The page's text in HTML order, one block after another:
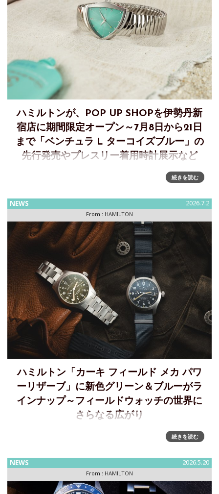
ハミルトンが、POP UP SHOPを伊勢丹新
宿店に期間限定オープン～7月8日から21日
まで「ベンチュラ L ターコイズブルー」の
先行発売やプレスリー着用時計展示など
アメリカンスピリットを体現する＜ハミルトン＞ POP UP
SHOPを伊勢丹新宿店に期間限定オープン伊勢丹新宿店 メン
まで期間限定オープン。「ベンチュラ L ターコイズブルー
続きを読む
NEWS 2026.7.2
From : HAMILTON
ハミルトン「カーキ フィールド メカ パワ
ーリザーブ」に新色グリーン＆ブルーがラ
インナップ～フィールドウォッチの世界に
さらなる広がり
「カーキ フィールド メカ パワーリザーブ」に新色、上質な
グリーンと深みのあるブルーが加わり、フィールドウォッチ
してきた「カーキ フィールド メカ パワーリザーブ
続きを読む
NEWS 2026.5.20
From : HAMILTON